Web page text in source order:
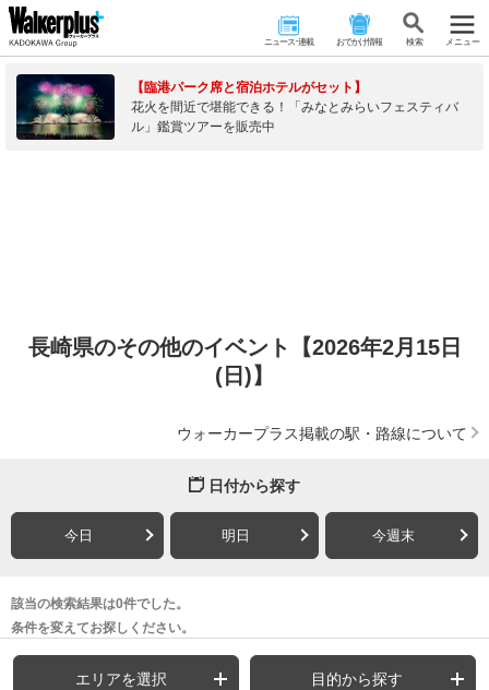
ニュース･連載 おでかけ情報 検 索 メニュー
【臨港パーク席と宿泊ホテルがセット】
花火を間近で堪能できる！「みなとみらいフェスティバ
ル」鑑賞ツアーを販売中
長崎県のその他のイベント【2026年2月15日
(日)】
ウォーカープラス掲載の駅・路線について
日付から探す
今日 明日 今週末
該当の検索結果は0件でした。
条件を変えてお探しください。
エリアを選択 目的から探す